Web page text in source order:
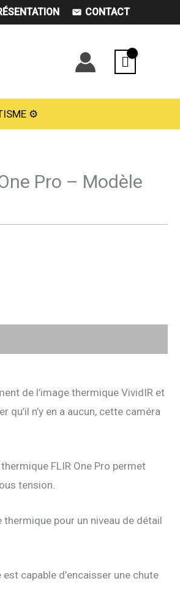
CONTACT
⚙️
Pro – Modèle
de l’image thermique VividIR et
n’y en a aucun, cette caméra
FLIR One Pro permet
tension.
thermique pour un niveau de détail
capable d’encaisser une chute